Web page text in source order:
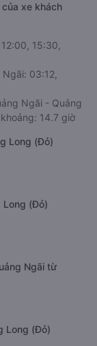
xe khách
15:30,
Ngãi: 03:12,
Ngãi - Quảng
khoảng: 14.7 giờ
Long (Đỏ)
Long (Đỏ)
Ngãi từ
Long (Đỏ)